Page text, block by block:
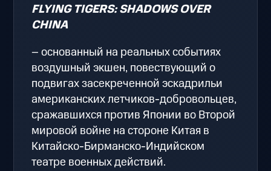
FLYING TIGERS: SHADOWS OVER
CHINA
– основанный на реальных событиях
воздушный экшен, повествующий о
подвигах засекреченной эскадрильи
американских летчиков-добровольцев,
сражавшихся против Японии во Второй
мировой войне на стороне Китая в
Китайско-Бирманско-Индийском
театре военных действий.